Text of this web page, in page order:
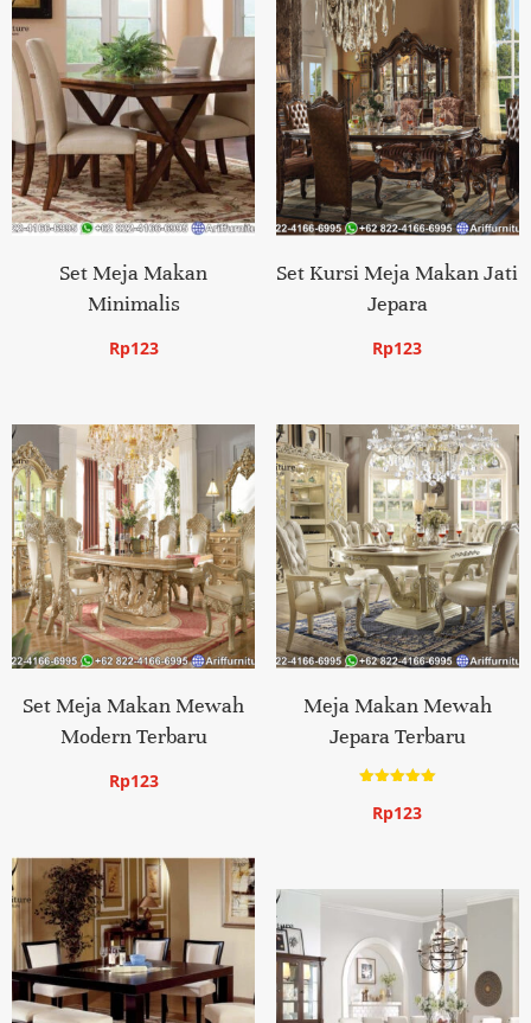
Set Meja Makan
Minimalis
Rp123
Set Kursi Meja Makan Jati
Jepara
Rp123
Set Meja Makan Mewah
Modern Terbaru
Rp123
Meja Makan Mewah
Jepara Terbaru
5.00
dari 5
Rp123